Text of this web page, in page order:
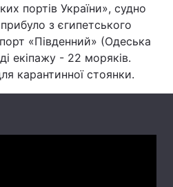
Інциденти
Туризм
Погода
портів України», судно
з єгипетського
«Південний» (Одеська
екіпажу - 22 моряків.
карантинної стоянки.